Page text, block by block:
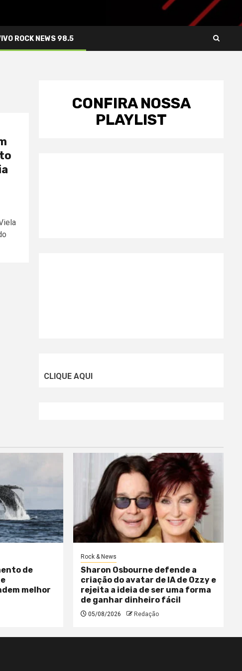
ROCK NEWS 98.5
CONFIRA NOSSA
PLAYLIST
CLIQUE AQUI
de
melhor
Rock & News
Sharon Osbourne defende a
criação do avatar de IA de Ozzy e
rejeita a ideia de ser uma forma
de ganhar dinheiro fácil
05/08/2026 Redação